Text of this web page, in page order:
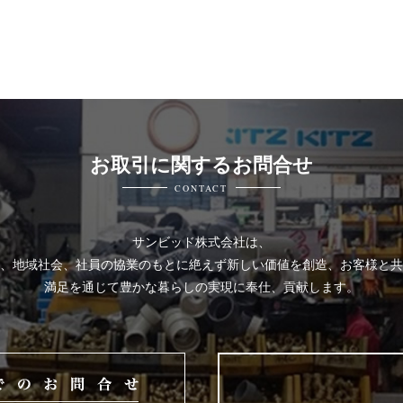
お取引に関するお問合せ
CONTACT
サンビッド株式会社は、
地域社会、社員の協業のもとに絶えず新しい価値を創造、お客様と
満足を通じて豊かな暮らしの実現に奉仕、貢献します。